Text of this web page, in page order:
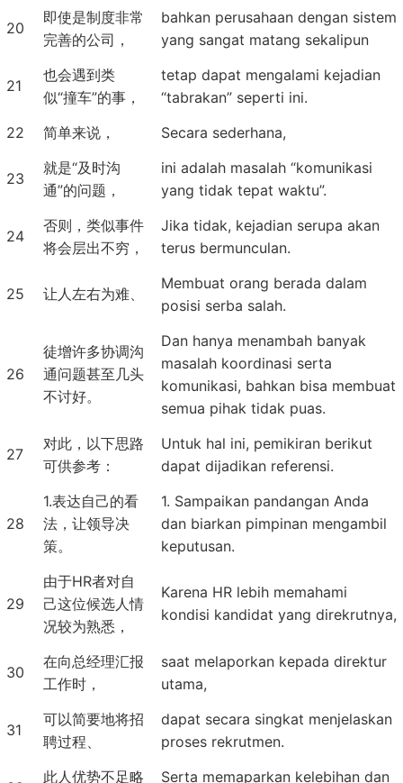
20
即使是制度非常
完善的公司，
bahkan perusahaan dengan sistem
yang sangat matang sekalipun
21
也会遇到类
似“撞车”的事，
tetap dapat mengalami kejadian
“tabrakan” seperti ini.
22
简单来说， Secara sederhana,
23
就是“及时沟
通”的问题，
ini adalah masalah “komunikasi
yang tidak tepat waktu”.
24
否则，类似事件
将会层出不穷，
Jika tidak, kejadian serupa akan
terus bermunculan.
25 让人左右为难、
Membuat orang berada dalam
posisi serba salah.
26
徒增许多协调沟
通问题甚至几头
不讨好。
Dan hanya menambah banyak
masalah koordinasi serta
komunikasi, bahkan bisa membuat
semua pihak tidak puas.
27
对此，以下思路
可供参考：
Untuk hal ini, pemikiran berikut
dapat dijadikan referensi.
28
1.表达自己的看
法，让领导决
策。
1. Sampaikan pandangan Anda
dan biarkan pimpinan mengambil
keputusan.
29
由于HR者对自
己这位候选人情
况较为熟悉，
Karena HR lebih memahami
kondisi kandidat yang direkrutnya,
30
在向总经理汇报
工作时，
saat melaporkan kepada direktur
utama,
31
可以简要地将招
聘过程、
dapat secara singkat menjelaskan
proses rekrutmen.
此人优势不足略
Serta memaparkan kelebihan dan